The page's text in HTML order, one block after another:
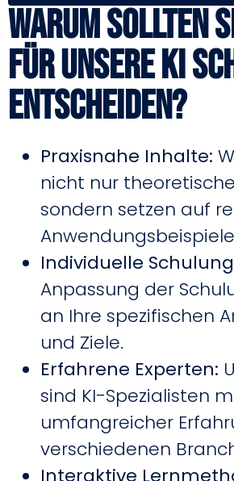
Warum sollten
für unsere KI
entscheiden?
Praxisnahe Inhalte:
nicht nur
sondern setzen auf
Individuelle
Anpassung der
an Ihre spezifischen
und Ziele.
Erfahrene Experten:
sind KI-Spezialisten
umfangreicher
verschiedenen
Interaktive